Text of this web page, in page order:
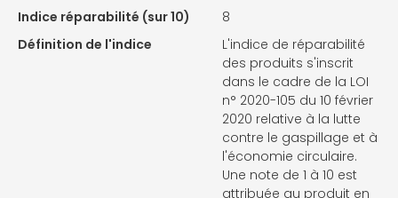
Indice réparabilité (sur 10)
8
Définition de l'indice
L'indice de réparabilité
des produits s'inscrit
dans le cadre de la LOI
n° 2020-105 du 10 février
2020 relative à la lutte
contre le gaspillage et à
l'économie circulaire.
Une note de 1 à 10 est
attribuée au produit en